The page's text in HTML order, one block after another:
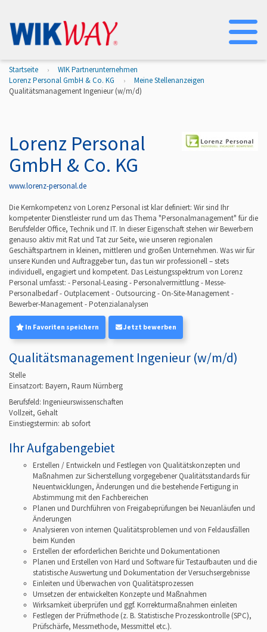
Startseite
WIK Partnerunternehmen
Lorenz Personal GmbH & Co. KG
Meine Stellenanzeigen
Qualitätsmanagement Ingenieur (w/m/d)
Lorenz Personal
GmbH & Co. KG
www.lorenz-personal.de
Die Kernkompetenz von Lorenz Personal ist klar definiert: Wir sind Ihr
kompetenter Dienstleister rund um das Thema "Personalmanagement" für die
Berufsfelder Office, Technik und IT. In dieser Eigenschaft stehen wir Bewerbern
genauso aktiv mit Rat und Tat zur Seite, wie unseren regionalen
Geschäftspartnern in kleinen, mittleren und großen Unternehmen. Was wir für
unsere Kunden und Auftraggeber tun, das tun wir professionell – stets
individuell, engagiert und kompetent. Das Leistungsspektrum von Lorenz
Personal umfasst: - Personal-Leasing - Personalvermittlung - Messe-
Personalbedarf - Outplacement - Outsourcing - On-Site-Management -
Bewerber-Management - Potenzialanalysen
In Favoriten speichern Jetzt bewerben
Qualitätsmanagement Ingenieur (w/m/d)
Stelle
Einsatzort: Bayern, Raum Nürnberg
Berufsfeld: Ingenieurswissenschaften
Vollzeit, Gehalt
Einstiegstermin: ab sofort
Ihr Aufgabengebiet
Erstellen / Entwickeln und Festlegen von Qualitätskonzepten und
Maßnahmen zur Sicherstellung vorgegebener Qualitätsstandards für
Neuentwicklungen, Änderungen und die bestehende Fertigung in
Abstimmung mit den Fachbereichen
Planen und Durchführen von Freigabeprüfungen bei Neuanläufen und
Änderungen
Analysieren von internen Qualitätsproblemen und von Feldausfällen
beim Kunden
Erstellen der erforderlichen Berichte und Dokumentationen
Planen und Erstellen von Hard und Software für Testaufbauten und die
statistische Auswertung und Dokumentation der Versuchsergebnisse
Einleiten und Überwachen von Qualitätsprozessen
Umsetzen der entwickelten Konzepte und Maßnahmen
Wirksamkeit überprüfen und ggf. Korrekturmaßnahmen einleiten
Festlegen der Prüfmethode (z. B. Statistische Prozesskontrolle (SPC),
Prüfschärfe, Messmethode, Messmittel etc.).